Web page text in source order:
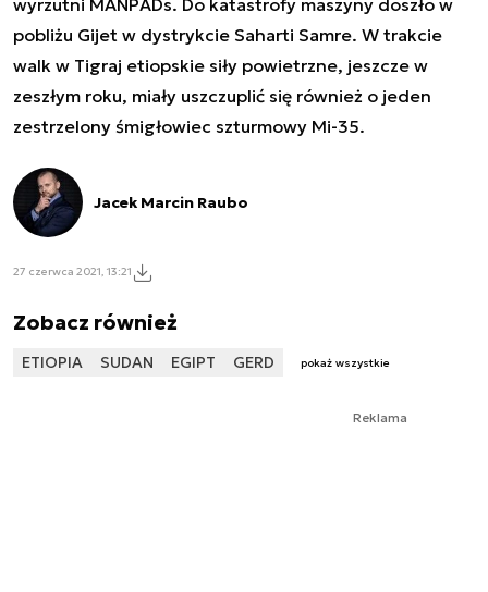
pobliżu Gijet w dystrykcie Saharti Samre. W trakcie
walk w Tigraj etiopskie siły powietrzne, jeszcze w
zeszłym roku, miały uszczuplić się również o jeden
zestrzelony śmigłowiec szturmowy Mi-35.
Jacek Marcin Raubo
27 czerwca 2021, 13:21
Zobacz również
ETIOPIA SUDAN EGIPT GERD pokaż wszystkie
Reklama